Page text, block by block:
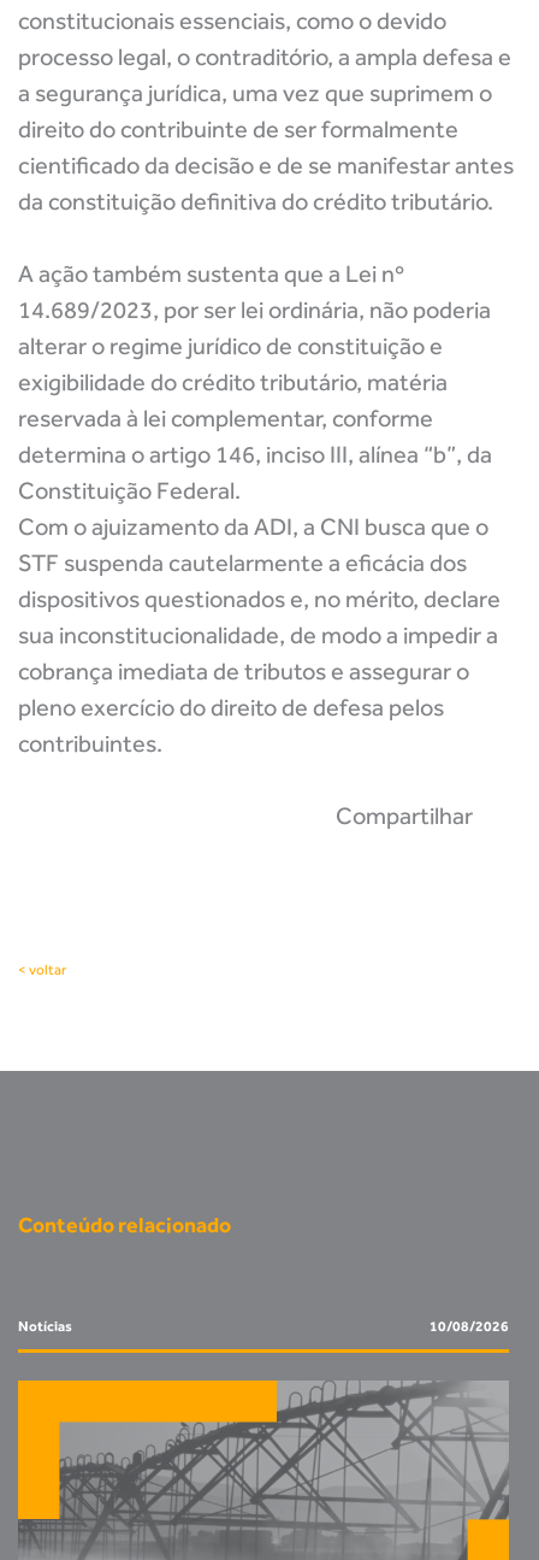
constitucionais essenciais, como o devido
processo legal, o contraditório, a ampla defesa e
a segurança jurídica, uma vez que suprimem o
direito do contribuinte de ser formalmente
cientificado da decisão e de se manifestar antes
da constituição definitiva do crédito tributário.
A ação também sustenta que a Lei nº
14.689/2023, por ser lei ordinária, não poderia
alterar o regime jurídico de constituição e
exigibilidade do crédito tributário, matéria
reservada à lei complementar, conforme
determina o artigo 146, inciso III, alínea “b”, da
Constituição Federal.
Com o ajuizamento da ADI, a CNI busca que o
STF suspenda cautelarmente a eficácia dos
dispositivos questionados e, no mérito, declare
sua inconstitucionalidade, de modo a impedir a
cobrança imediata de tributos e assegurar o
pleno exercício do direito de defesa pelos
contribuintes.
Compartilhar
< voltar
Conteúdo relacionado
Notícias 10/08/2026